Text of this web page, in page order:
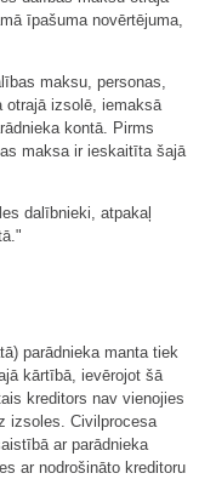
īpašuma novērtējuma,
maksu, personas,
otrajā izsolē, iemaksā
kontā. Pirms
maksa ir ieskaitīta šajā
dalībnieki, atpakaļ
parādnieka manta tiek
kārtībā, ievērojot šā
kreditors nav vienojies
izsoles. Civilprocesa
ar parādnieka
ar nodrošināto kreditoru